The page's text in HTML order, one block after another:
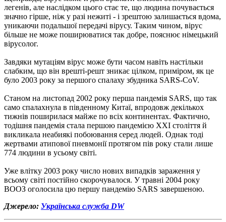
легенів, але наслідком цього стає те, що людина почувається
значно гірше, ніж у разі нежиті - і зрештою залишається вдома,
уникаючи подальшої передачі вірусу. Таким чином, вірус
більше не може поширюватися так добре, пояснює німецький
вірусолог.
Завдяки мутаціям вірус може бути часом навіть настільки
слабким, що він врешті-решт зникає цілком, приміром, як це
було 2003 року за першого спалаху збудника SARS-CoV.
Станом на листопад 2002 року перша пандемія SARS, що так
само спалахнула в південному Китаї, впродовж декількох
тижнів поширилася майже по всіх континентах. Фактично,
тодішня пандемія стала першою пандемією ХХІ століття й
викликала неабиякі побоювання серед людей. Однак тоді
жертвами атипової пневмонії протягом пів року стали лише
774 людини в усьому світі.
Уже влітку 2003 року число нових випадків зараження у
всьому світі постійно скорочувалося. У травні 2004 року
ВООЗ оголосила цю першу пандемію SARS завершеною.
Джерело: Українська служба DW